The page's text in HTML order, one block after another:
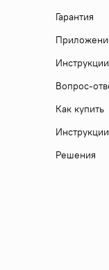
Гарантия
Вопрос-
Как купить
Инструкции
Решения